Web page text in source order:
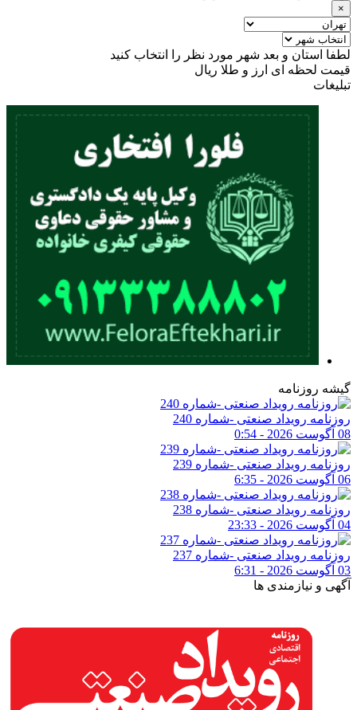
×
لطفا استان و بعد شهر مورد نظر را انتخاب کنید
قیمت لحظه ای ارز و طلا ریال
تبلیغات
گیشه روزنامه
روزنامه رویداد صنعتی -شماره 240
08 آگوست 2026 - 0:54
روزنامه رویداد صنعتی -شماره 239
06 آگوست 2026 - 6:35
روزنامه رویداد صنعتی -شماره 238
04 آگوست 2026 - 23:33
روزنامه رویداد صنعتی -شماره 237
03 آگوست 2026 - 6:31
آگهی و نیازمندی ها